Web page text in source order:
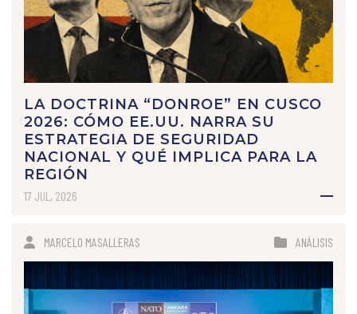
LA DOCTRINA “DONROE” EN CUSCO
2026: CÓMO EE.UU. NARRA SU
ESTRATEGIA DE SEGURIDAD
NACIONAL Y QUÉ IMPLICA PARA LA
REGIÓN
17 JUL, 2026
MARCELO MASALLERAS ANÁLISIS